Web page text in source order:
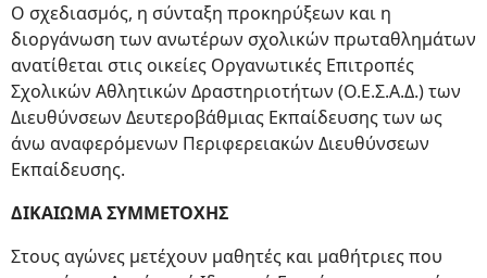
Ο σχεδιασμός, η σύνταξη προκηρύξεων και η
διοργάνωση των ανωτέρων σχολικών πρωταθλημάτων
ανατίθεται στις οικείες Οργανωτικές Επιτροπές
Σχολικών Αθλητικών Δραστηριοτήτων (Ο.Ε.Σ.Α.Δ.) των
Διευθύνσεων Δευτεροβάθμιας Εκπαίδευσης των ως
άνω αναφερόμενων Περιφερειακών Διευθύνσεων
Εκπαίδευσης.
ΔΙΚΑΙΩΜΑ ΣΥΜΜΕΤΟΧΗΣ
Στους αγώνες μετέχουν μαθητές και μαθήτριες που